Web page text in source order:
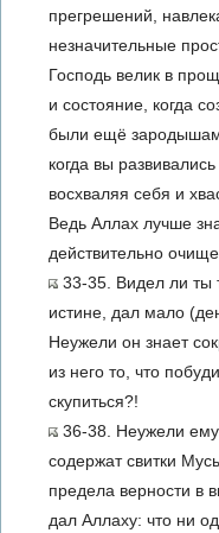
прегрешений,
незначительные
Господь велик в
и состояние, когда
были ещё
когда вы
восхваляя себя и
Ведь Аллах лучше
действительно
33-35. Видел ли ты
истине, дал мало
Неужели он знает
из него то, что
скупиться?!
36-38. Неужели
содержат свитки
предела верности в
дал Аллаху: что ни